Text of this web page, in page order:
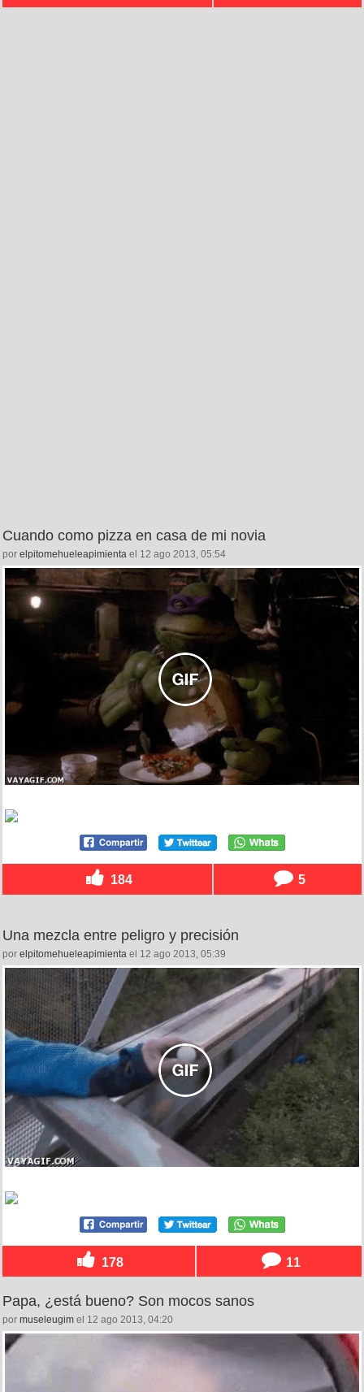
Cuando como pizza en casa de mi novia
por elpitomehueleapimienta el 12 ago 2013, 05:54
184 5
Una mezcla entre peligro y precisión
por elpitomehueleapimienta el 12 ago 2013, 05:39
178 11
Papa, ¿está bueno? Son mocos sanos
por museleugim el 12 ago 2013, 04:20